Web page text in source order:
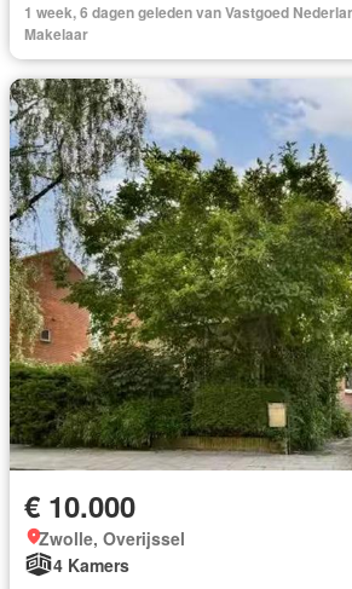
1 week, 6 dagen geleden van Vastgoed
Makelaar
€ 10.000
Zwolle, Overijssel
4 Kamers